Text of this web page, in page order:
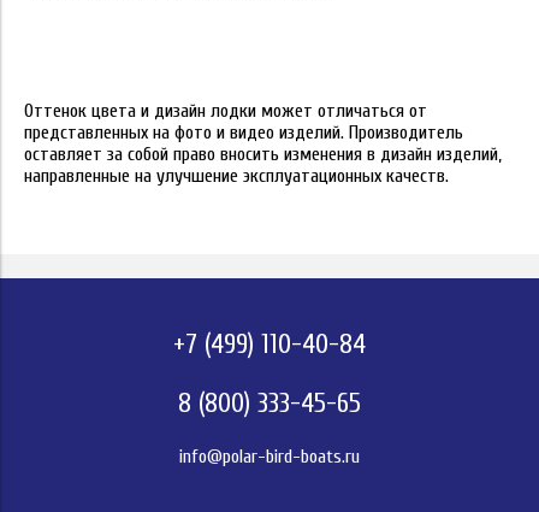
Оттенок цвета и дизайн лодки может отличаться от
представленных на фото и видео изделий. Производитель
оставляет за собой право вносить изменения в дизайн изделий,
направленные на улучшение эксплуатационных качеств.
+7 (499) 110-40-84
8 (800) 333-45-65
info@polar-bird-boats.ru